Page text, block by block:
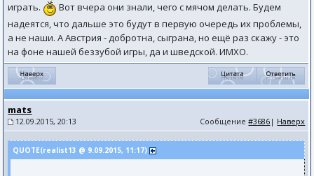
играть.
Вот вчера они знали, чего с мячом делать. Будем
надеятся, что дальше это будут в первую очередь их проблемы,
а не наши. А Австрия - добротна, сыграна, но ещё раз скажу - это
на фоне нашей беззубой игры, да и шведской. ИМХО.
mats
12.09.2015, 20:13 Сообщение#3686 | Наверх
QUOTE(realist13 @ 9.09.2015, 11:17)